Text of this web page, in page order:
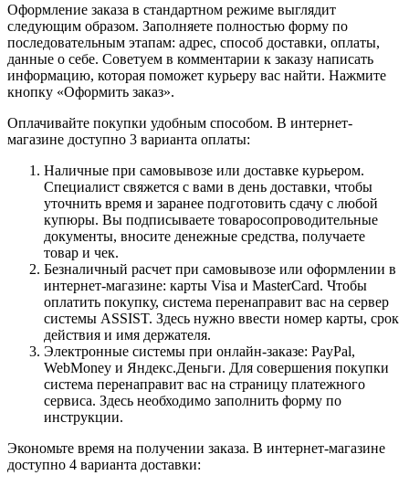
Оформление заказа в стандартном режиме выглядит
следующим образом. Заполняете полностью форму по
последовательным этапам: адрес, способ доставки, оплаты,
данные о себе. Советуем в комментарии к заказу написать
информацию, которая поможет курьеру вас найти. Нажмите
кнопку «Оформить заказ».
Оплачивайте покупки удобным способом. В интернет-
магазине доступно 3 варианта оплаты:
Наличные при самовывозе или доставке курьером.
Специалист свяжется с вами в день доставки, чтобы
уточнить время и заранее подготовить сдачу с любой
купюры. Вы подписываете товаросопроводительные
документы, вносите денежные средства, получаете
товар и чек.
Безналичный расчет при самовывозе или оформлении в
интернет-магазине: карты Visa и MasterCard. Чтобы
оплатить покупку, система перенаправит вас на сервер
системы ASSIST. Здесь нужно ввести номер карты, срок
действия и имя держателя.
Электронные системы при онлайн-заказе: PayPal,
WebMoney и Яндекс.Деньги. Для совершения покупки
система перенаправит вас на страницу платежного
сервиса. Здесь необходимо заполнить форму по
инструкции.
Экономьте время на получении заказа. В интернет-магазине
доступно 4 варианта доставки: